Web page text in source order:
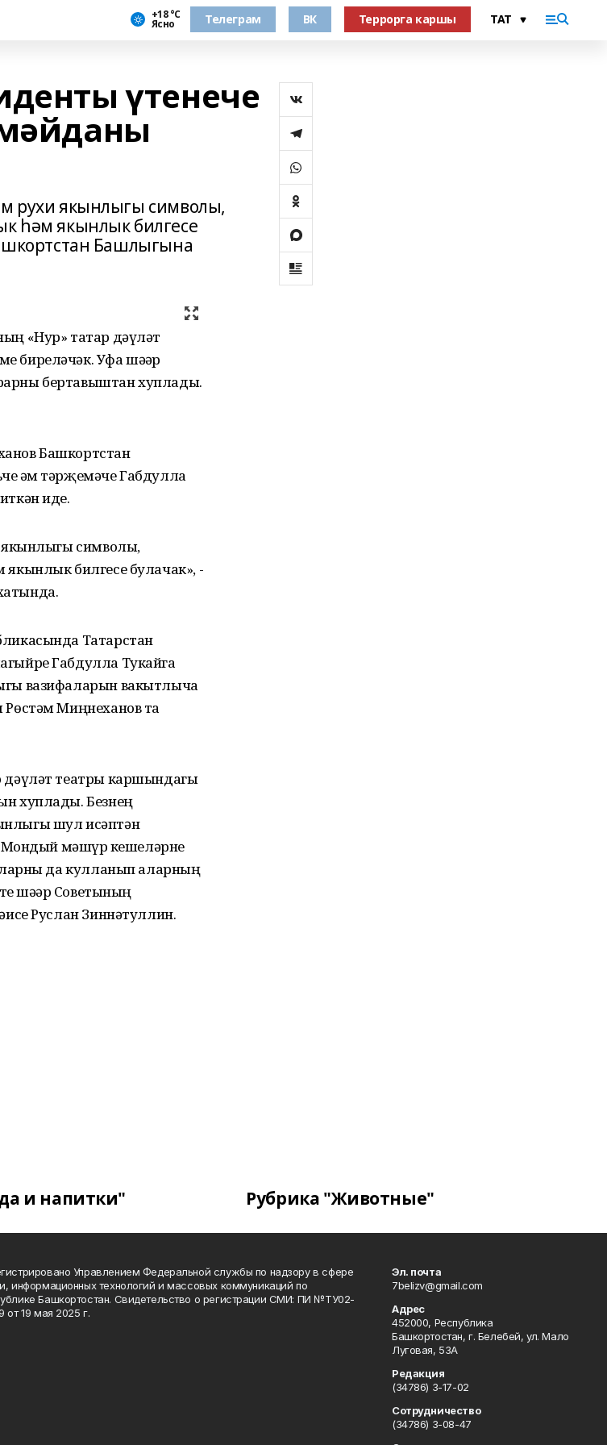
+18 °С
Ясно Телеграм ВК Террорга каршы
үтенече
рухи якынлыгы символы,
һәм якынлык билгесе
Башлыгына
«Нур» татар дәүләт
биреләчәк. Уфа шәһәр
бертавыштан хуплады.
Башкортстан
һәм тәрҗемәче Габдулла
иде.
якынлыгы символы,
якынлык билгесе булачак», -
Татарстан
Габдулла Тукайга
вазифаларын вакытлыча
Рөстәм Миңнеханов та
дәүләт театры каршындагы
хуплады. Безнең
шул исәптән
Мондый мәшһүр кешеләрне
да кулланып аларның
шәһәр Советының
Руслан Зиннәтуллин.
и напитки" Рубрика "Животные"
Управлением Федеральной службы по надзору в сфере
информационных технологий и массовых коммуникаций по
Башкортостан. Свидетельство о регистрации СМИ: ПИ №ТУ02-
от 19 мая 2025 г.
Эл. почта
7belizv@gmail.com
Адрес
452000, Республика
Башкортостан, г. Белебей, ул. Мало
Луговая, 53А
Редакция
(34786) 3-17-02
Сотрудничество
(34786) 3-08-47